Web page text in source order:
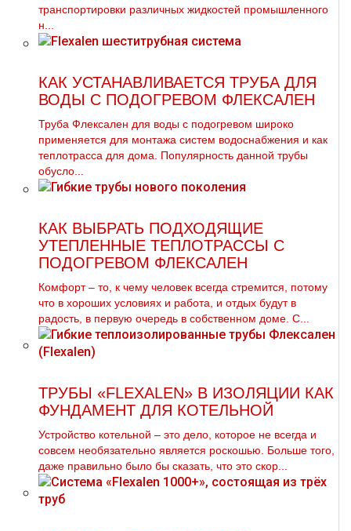
транспортировки различных жидкостей промышленного
н...
КАК УСТАНАВЛИВАЕТСЯ ТРУБА ДЛЯ
ВОДЫ С ПОДОГРЕВОМ ФЛЕКСАЛЕН
Труба Флексален для воды с подогревом широко
применяется для монтажа систем водоснабжения и как
теплотрасса для дома. Популярность данной трубы
обусло...
КАК ВЫБРАТЬ ПОДХОДЯЩИЕ
УТЕПЛЕННЫЕ ТЕПЛОТРАССЫ С
ПОДОГРЕВОМ ФЛЕКСАЛЕН
Комфорт – то, к чему человек всегда стремится, потому
что в хороших условиях и работа, и отдых будут в
радость, в первую очередь в собственном доме. С...
ТРУБЫ «FLEXALEN» В ИЗОЛЯЦИИ КАК
ФУНДАМЕНТ ДЛЯ КОТЕЛЬНОЙ
Устройство котельной – это дело, которое не всегда и
совсем необязательно является роскошью. Больше того,
даже правильно было бы сказать, что это скор...